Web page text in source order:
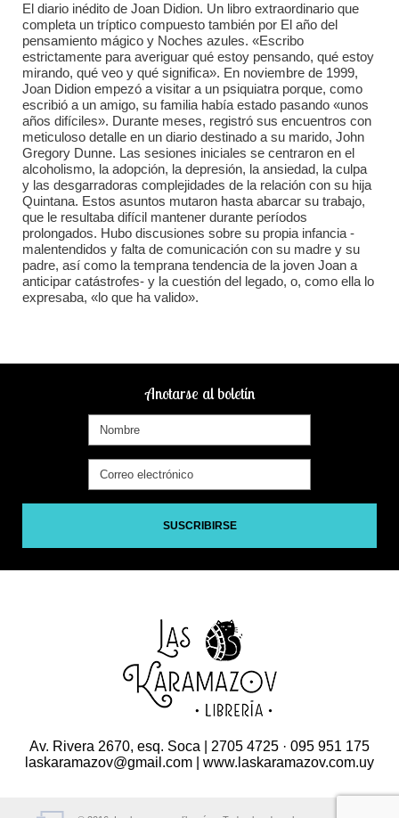
El diario inédito de Joan Didion. Un libro extraordinario que
completa un tríptico compuesto también por El año del
pensamiento mágico y Noches azules. «Escribo
estrictamente para averiguar qué estoy pensando, qué estoy
mirando, qué veo y qué significa». En noviembre de 1999,
Joan Didion empezó a visitar a un psiquiatra porque, como
escribió a un amigo, su familia había estado pasando «unos
años difíciles». Durante meses, registró sus encuentros con
meticuloso detalle en un diario destinado a su marido, John
Gregory Dunne. Las sesiones iniciales se centraron en el
alcoholismo, la adopción, la depresión, la ansiedad, la culpa
y las desgarradoras complejidades de la relación con su hija
Quintana. Estos asuntos mutaron hasta abarcar su trabajo,
que le resultaba difícil mantener durante períodos
prolongados. Hubo discusiones sobre su propia infancia -
malentendidos y falta de comunicación con su madre y su
padre, así como la temprana tendencia de la joven Joan a
anticipar catástrofes- y la cuestión del legado, o, como ella lo
expresaba, «lo que ha valido».
Anotarse al boletín
SUSCRIBIRSE
Av. Rivera 2670, esq. Soca | 2705 4725 · 095 951 175
laskaramazov@gmail.com | www.laskaramazov.com.uy